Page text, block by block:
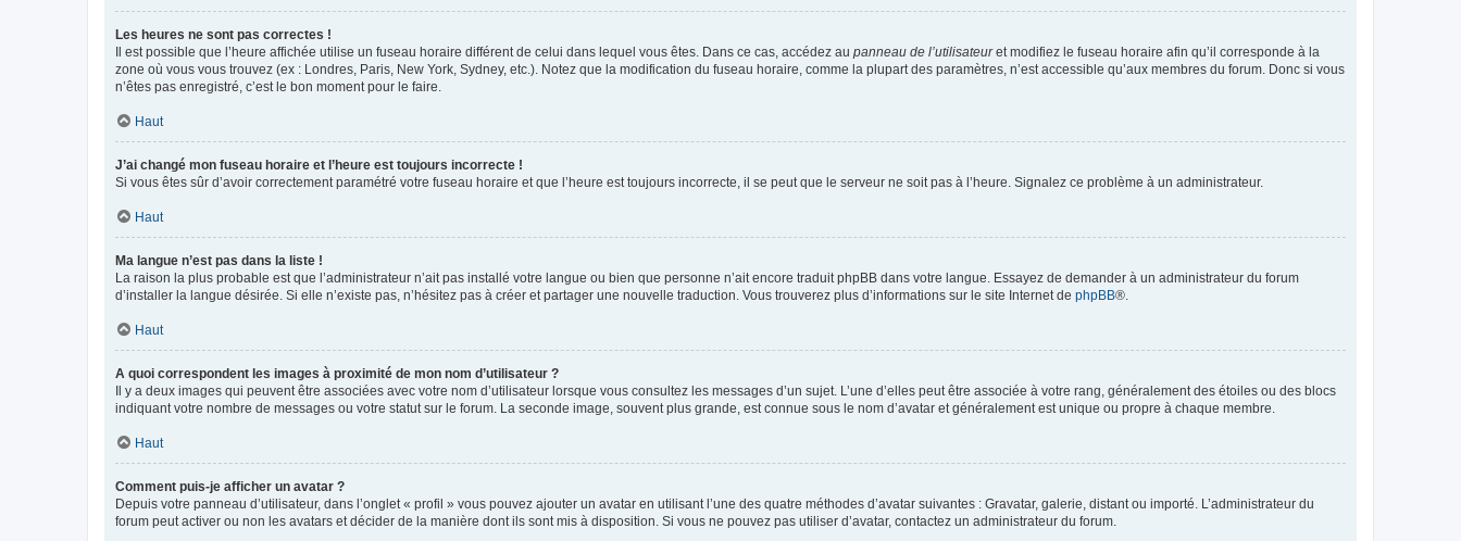
Les heures ne sont pas correctes !
Il est possible que l’heure affichée utilise un fuseau horaire différent de celui dans lequel vous êtes. Dans ce cas, accédez au panneau de l’utilisateuret modifiez le fuseau horaire afin qu’il corresponde à la
zone où vous vous trouvez (ex : Londres, Paris, New York, Sydney, etc.). Notez que la modification du fuseau horaire, comme la plupart des paramètres, n’est accessible qu’aux membres du forum. Donc si vous
n’êtes pas enregistré, c’est le bon moment pour le faire.
Haut
J’ai changé mon fuseau horaire et l’heure est toujours incorrecte !
Si vous êtes sûr d’avoir correctement paramétré votre fuseau horaire et que l’heure est toujours incorrecte, il se peut que le serveur ne soit pas à l’heure. Signalez ce problème à un administrateur.
Haut
Ma langue n’est pas dans la liste !
La raison la plus probable est que l’administrateur n’ait pas installé votre langue ou bien que personne n’ait encore traduit phpBB dans votre langue. Essayez de demander à un administrateur du forum
d’installer la langue désirée. Si elle n’existe pas, n’hésitez pas à créer et partager une nouvelle traduction. Vous trouverez plus d’informations sur le site Internet de phpBB®.
Haut
A quoi correspondent les images à proximité de mon nom d’utilisateur ?
Il y a deux images qui peuvent être associées avec votre nom d’utilisateur lorsque vous consultez les messages d’un sujet. L’une d’elles peut être associée à votre rang, généralement des étoiles ou des blocs
indiquant votre nombre de messages ou votre statut sur le forum. La seconde image, souvent plus grande, est connue sous le nom d’avatar et généralement est unique ou propre à chaque membre.
Haut
Comment puis-je afficher un avatar ?
Depuis votre panneau d’utilisateur, dans l’onglet « profil » vous pouvez ajouter un avatar en utilisant l’une des quatre méthodes d’avatar suivantes : Gravatar, galerie, distant ou importé. L’administrateur du
forum peut activer ou non les avatars et décider de la manière dont ils sont mis à disposition. Si vous ne pouvez pas utiliser d’avatar, contactez un administrateur du forum.